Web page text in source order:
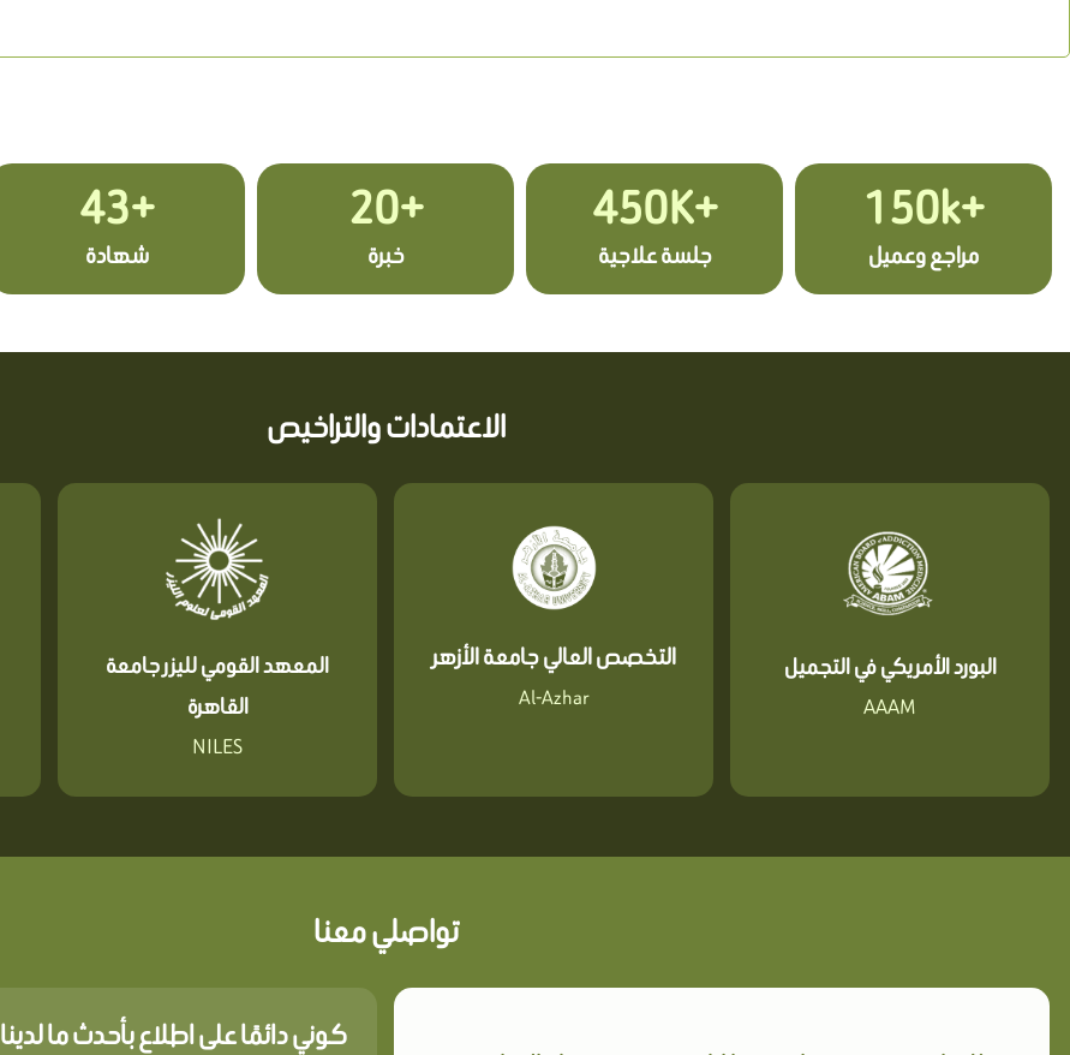
+150k
مراجع وعميل
+450K
جلسة علاجية
+20
خبرة
+43
شهادة
الاعتمادات والتراخيص
البورد الأمريكي في التجميل
AAAM
التخصص العالي جامعة الأزهر
Al-Azhar
المعهد القومي لليزر جامعة
القاهرة
NILES
تواصلي معنا
كوني دائمًا على اطلاع بأحدث ما لدينا